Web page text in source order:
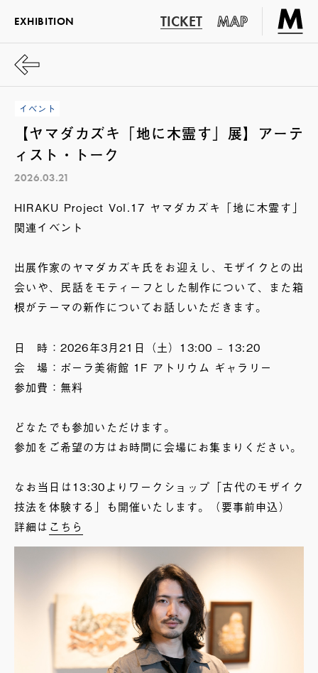
EXHIBITION TICKET MAP
イベント
【ヤマダカズキ「地に木霊す」展】アーテ
ィスト・トーク
2026.03.21
HIRAKU Project Vol.17 ヤマダカズキ「地に木霊す」
関連イベント
出展作家のヤマダカズキ氏をお迎えし、モザイクとの出
会いや、民話をモティーフとした制作について、また箱
根がテーマの新作についてお話しいただきます。
日 時：2026年3月21日（土）13:00 – 13:20
会 場：ポーラ美術館 1F アトリウム ギャラリー
参加費：無料
どなたでも参加いただけます。
参加をご希望の方はお時間に会場にお集まりください。
なお当日は13:30よりワークショップ「古代のモザイク
技法を体験する」も開催いたします。（要事前申込）
詳細は こちら